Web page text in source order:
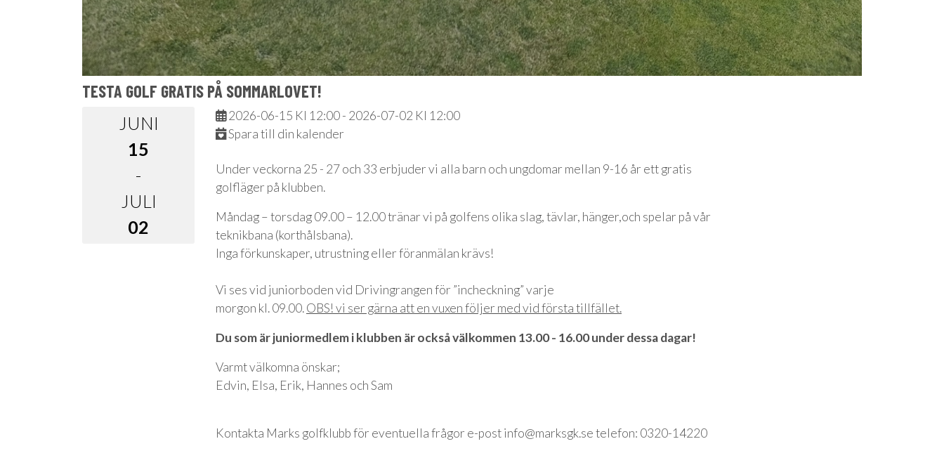
TESTA GOLF GRATIS PÅ SOMMARLOVET!
JUNI
15
-
JULI
02
2026-06-15 Kl 12:00 - 2026-07-02 Kl 12:00
Spara till din kalender
Under veckorna 25 - 27 och 33 erbjuder vi alla barn och ungdomar mellan 9-16 år ett gratis
golfläger på klubben.
Måndag – torsdag 09.00 – 12.00 tränar vi på golfens olika slag, tävlar, hänger,och spelar på vår
teknikbana (korthålsbana).
Inga förkunskaper, utrustning eller föranmälan krävs!
Vi ses vid juniorboden vid Drivingrangen för ”incheckning” varje
morgon kl. 09.00.OBS! vi ser gärna att en vuxen följer med vid första tillfället.
Du som är juniormedlem i klubben är också välkommen 13.00 - 16.00 under dessa dagar!
Varmt välkomna önskar;
Edvin, Elsa, Erik, Hannes och Sam
Kontakta Marks golfklubb för eventuella frågor e-post info@marksgk.se telefon: 0320-14220